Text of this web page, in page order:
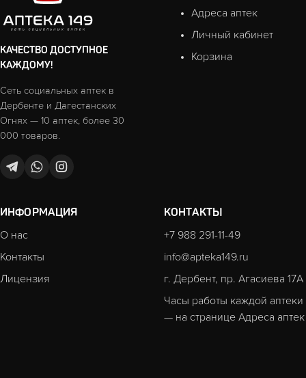
КАЧЕСТВО ДОСТУПНОЕ
КАЖДОМУ!
Сеть социальных аптек в
Дербенте и Дагестанских
Огнях — 10 аптек, более 30
000 товаров.
Адреса аптек
Личный кабинет
Корзина
ИНФОРМАЦИЯ
О нас
Контакты
Лицензия
КОНТАКТЫ
+7 988 291-11-49
info@apteka149.ru
г. Дербент, пр. Агасиева 17А
Часы работы каждой аптеки
— на странице Адреса аптек